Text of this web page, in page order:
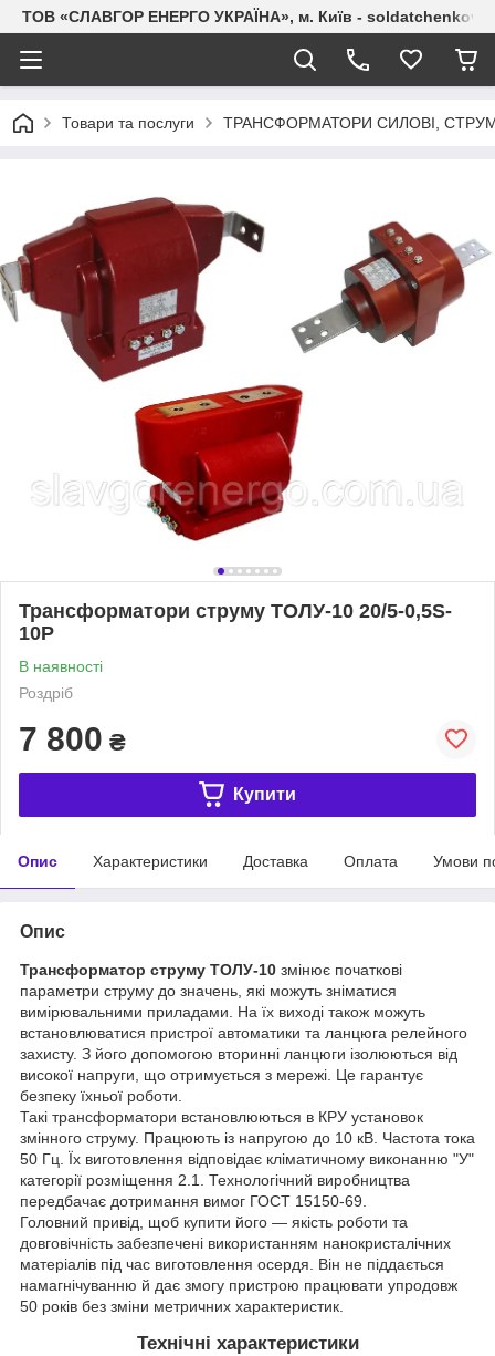
ТОВ «СЛАВГОР ЕНЕРГО УКРАЇНА», м. Київ -
Товари та послуги ТРАНСФОРМАТОРИ СИЛОВІ,
Трансформатори струму ТОЛУ-10 20/5-0,5S-
10P
В наявності
Роздріб
7 800 ₴
Купити
Опис Характеристики Доставка Оплата Умови
Опис
Трансформатор струму ТОЛУ-10 змінює початкові
параметри струму до значень, які можуть зніматися
вимірювальними приладами. На їх виході також можуть
встановлюватися пристрої автоматики та ланцюга релейного
захисту. З його допомогою вторинні ланцюги ізолюються від
високої напруги, що отримується з мережі. Це гарантує
безпеку їхньої роботи.
Такі трансформатори встановлюються в КРУ установок
змінного струму. Працюють із напругою до 10 кВ. Частота тока
50 Гц. Їх виготовлення відповідає кліматичному виконанню "У"
категорії розміщення 2.1. Технологічний виробництва
передбачає дотримання вимог ГОСТ 15150-69.
Головний привід, щоб купити його — якість роботи та
довговічність забезпечені використанням нанокристалічних
матеріалів під час виготовлення осердя. Він не піддається
намагнічуванню й дає змогу пристрою працювати упродовж
50 років без зміни метричних характеристик.
Технічні характеристики